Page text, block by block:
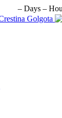
– Days –